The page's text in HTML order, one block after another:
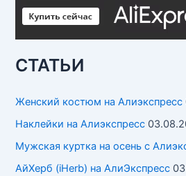
СТАТЬИ
Женский костюм на Алиэкспресс
Наклейки на Алиэкспресс
Мужская куртка на осень с
АйХерб (iHerb) на АлиЭкспресс